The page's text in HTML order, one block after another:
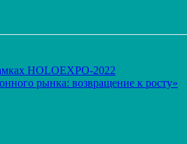
HOLOEXPO-2022
рынка: возвращение к росту»